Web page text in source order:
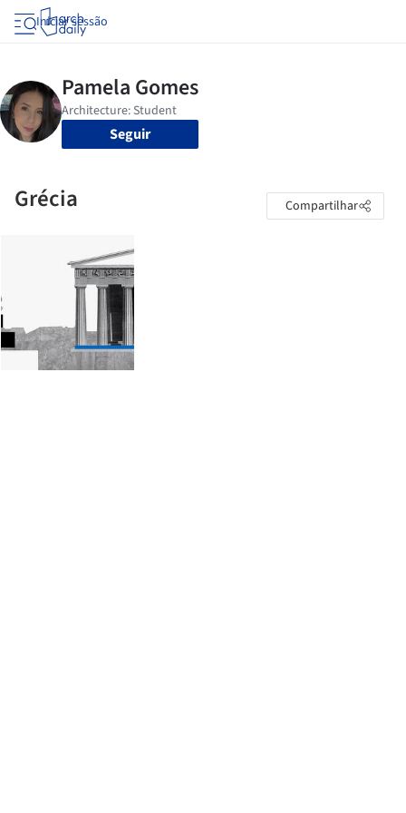
Iniciar sessão
Seguir
Grécia Compartilhar